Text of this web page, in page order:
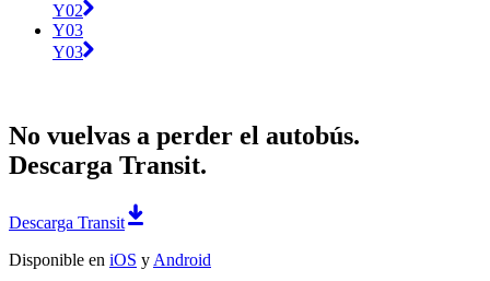
Y02
Y03
Y03
No vuelvas a perder el autobús.
Descarga Transit.
Descarga Transit
Disponible en iOS y Android